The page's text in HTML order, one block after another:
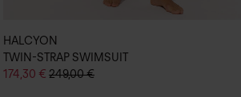
HALCYON
TWIN-STRAP SWIMSUIT
174,30 € 249,00 €